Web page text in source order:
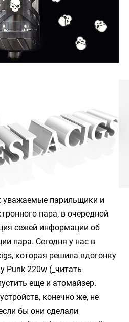
уважаемые парильщики и
пара, в очередной
сежей информации об
пара. Сегодня у нас в
которая решила вдогонку
Punk 220w (_читать
еще и атомайзер.
конечно же, не
бы они сделали